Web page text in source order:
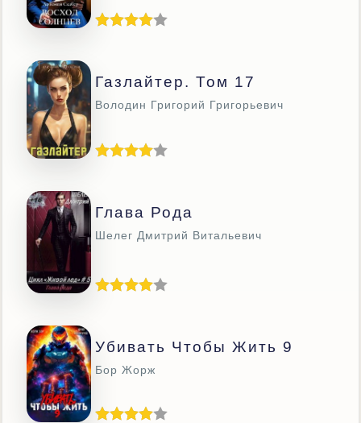
Газлайтер. Том 17
Володин Григорий Григорьевич
Глава Рода
Шелег Дмитрий Витальевич
Убивать Чтобы Жить 9
Бор Жорж